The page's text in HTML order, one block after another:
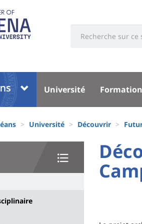
Université
Menu
principal
Université Formation
Université Découvrir
:
Main
Titre